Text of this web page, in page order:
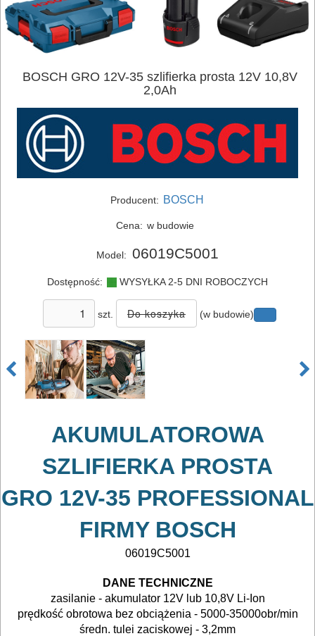
ELEKTRONARZĘDZIA
SIECIOWE
ELEKTRONARZĘDZIA
AKUMULATOROWE
OSPRZĘT
AKCESORIA
DO
ELEKTRONARZĘDZI
MAGAZYNOWANIE
TRANSPORTOWANIE
POMIAROWE
BOSCH GRO 12V-35 szlifierka prosta 12V 10,8V
2,0Ah
Producent: BOSCH
Cena: w budowie
Model: 06019C5001
Dostępność: WYSYŁKA 2-5 DNI ROBOCZYCH
szt. (w budowie)
AKUMULATOROWA
SZLIFIERKA PROSTA
GRO 12V-35 PROFESSIONAL
FIRMY BOSCH
06019C5001
DANE TECHNICZNE
zasilanie - akumulator 12V lub 10,8V Li-Ion
prędkość obrotowa bez obciążenia - 5000-35000obr/min
średn. tulei zaciskowej - 3,2mm